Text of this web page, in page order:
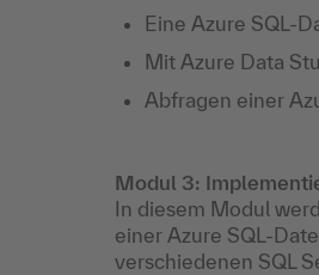
Eine Azure SQL-
Mit Azure Data
Abfragen einer
Modul 3:
In diesem Modul
einer Azure SQL-
verschiedenen SQL